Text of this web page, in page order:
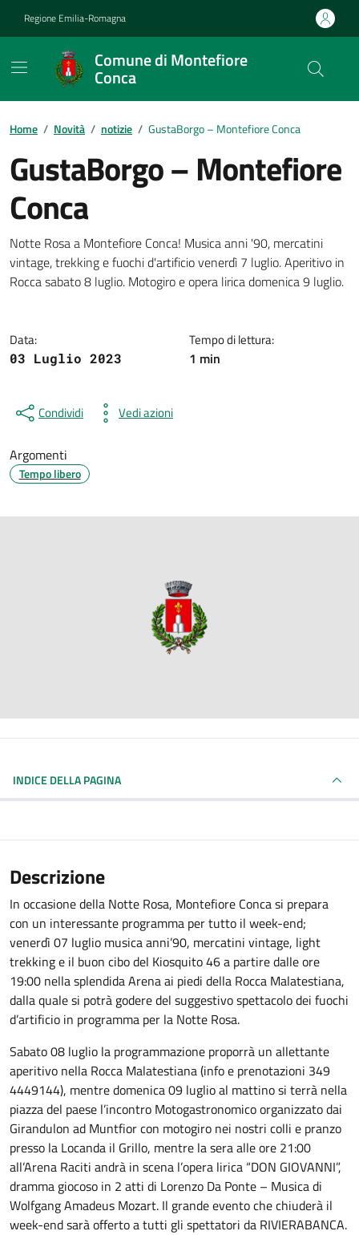
Regione Emilia-Romagna
Comune di Montefiore
Conca
Contenuti in evidenza
Home / Novità / notizie / GustaBorgo – Montefiore Conca
GustaBorgo – Montefiore
Conca
Dettagli della notizia
Notte Rosa a Montefiore Conca! Musica anni '90, mercatini
vintage, trekking e fuochi d'artificio venerdì 7 luglio. Aperitivo in
Rocca sabato 8 luglio. Motogiro e opera lirica domenica 9 luglio.
Data:
03 Luglio 2023
Tempo di lettura:
1 min
Condividi Vedi azioni
Argomenti
Tempo libero
INDICE DELLA PAGINA
Descrizione
In occasione della Notte Rosa, Montefiore Conca si prepara
con un interessante programma per tutto il week-end;
venerdì 07 luglio musica anni’90, mercatini vintage, light
trekking e il buon cibo del Kiosquito 46 a partire dalle ore
19:00 nella splendida Arena ai piedi della Rocca Malatestiana,
dalla quale si potrà godere del suggestivo spettacolo dei fuochi
d’artificio in programma per la Notte Rosa.
Sabato 08 luglio la programmazione proporrà un allettante
aperitivo nella Rocca Malatestiana (info e prenotazioni 349
4449144), mentre domenica 09 luglio al mattino si terrà nella
piazza del paese l’incontro Motogastronomico organizzato dai
Girandulon ad Muntfior con motogiro nei nostri colli e pranzo
presso la Locanda il Grillo, mentre la sera alle ore 21:00
all’Arena Raciti andrà in scena l’opera lirica “DON GIOVANNI”,
dramma giocoso in 2 atti di Lorenzo Da Ponte – Musica di
Wolfgang Amadeus Mozart. Il grande evento che chiuderà il
week-end sarà offerto a tutti gli spettatori da RIVIERABANCA.